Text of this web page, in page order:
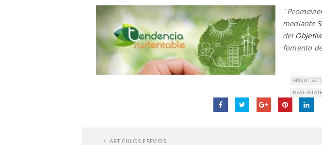
mediante
del
fomento
REAL ESTATE
ARTÍCULOS PREVIOS